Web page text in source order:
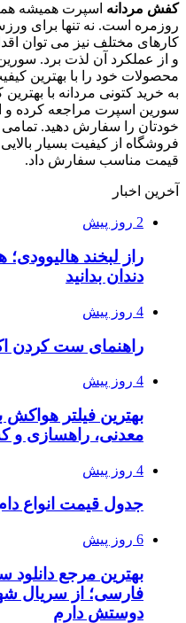
کفش مردانه اسپرت همیشه
روزمره است. نه تنها برای
کارهای مختلف نیز می توان
و از عملکرد آن لذت برد.
محصولات خود را با بهترین
به خرید کتونی مردانه با
سورین اسپرت مراجعه کرده و
خودتان را سفارش دهید.
فروشگاه از کیفیت بسیار
قیمت مناسب سفارش داد.
آخرین اخبار
2 روز پیش
راز لبخند هالیوودی؛
دندان بدانید
4 روز پیش
راهنمای ست کردن
4 روز پیش
بهترین فیلتر
معدنی، راهسازی و
4 روز پیش
جدول قیمت انواع
6 روز پیش
بهترین مرجع دانلود
فارسی؛ از سریال
دوستش دارم